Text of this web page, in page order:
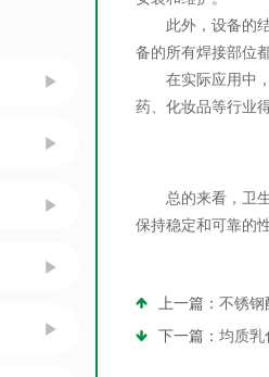
此外，设备的结
备的所有焊接部位
在实际应用中，
药、化妆品等行业
总的来看，卫生
保持稳定和可靠的
上一篇： 不锈钢
下一篇： 均质乳